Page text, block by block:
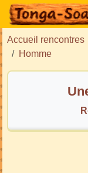
Accueil rencontres
Homme